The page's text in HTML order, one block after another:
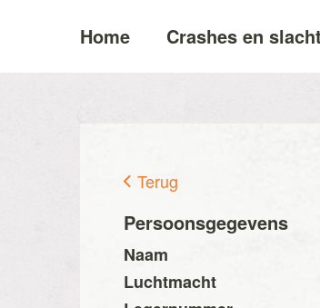
Home Crashes en
Terug
Persoonsgegevens
Naam
Luchtmacht